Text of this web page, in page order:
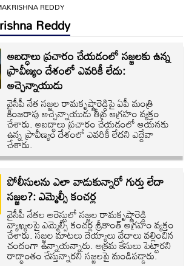
REDDY
Reddy
అబద్ధాలు ప్రచారం చేయడంలో సజ్జలకు ఉన్న
ప్రావీణ్యం దేశంలో ఎవరికీ లేదు:
అచ్చెన్నాయుడు
వైసీపీ నేత సజ్జల రామకృష్ణారెడ్డిపై ఏపీ మంత్రి
కింజరాపు అచ్చెన్నాయుడు తీవ్ర ఆగ్రహం వ్యక్తం
చేశారు. అబద్ధాలు ప్రచారం చేయడంలో ఆయనకు
ఉన్న ప్రావీణ్యం దేశంలో ఎవరికీ లేదని ఎద్దేవా
చేశారు.
పోలీసులను ఎలా వాడుకున్నారో గుర్తు లేదా
సజ్జల?: ఎమ్మెల్సీ కంచర్ల
వైసీపీ నేతల అరెస్టులో సజ్జల రామకృష్ణారెడ్డి
వ్యాఖ్యలపై ఎమ్మెల్సీ కంచర్ల శ్రీకాంత్ ఆగ్రహం వ్యక్తం
చేశారు. సజ్జల మాటలు దెయ్యాలు వేదాలు వల్లించిన
చందంగా ఉన్నాయన్నారు. అక్రమ కేసులు పెట్టారని
రాద్ధాంతం చేస్తున్నారని సజ్జలపై మండిపడ్డారు.